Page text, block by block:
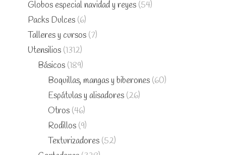
Globos especial navidad y reyes (54)
Packs Dulces (6)
Talleres y cursos (7)
Utensilios (1312)
Básicos (189)
Boquillas, mangas y biberones (60)
Espátulas y alisadores (26)
Otros (46)
Rodillos (9)
Texturizadores (52)